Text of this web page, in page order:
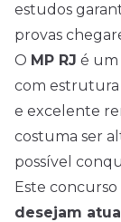
estudos
provas
O MP RJ é um
com estrutura
e excelente
costuma ser
possível
Este
desejam